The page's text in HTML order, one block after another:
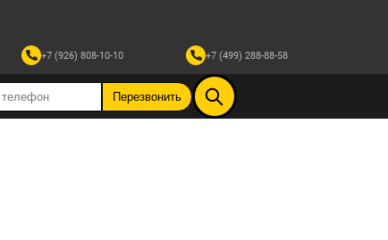
+7 (926) 808-10-10 +7 (499) 288-88-58